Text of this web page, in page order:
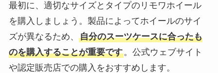
最初に、適切なサイズとタイプのリモワホイール
を購入しましょう。製品によってホイールのサイ
ズが異なるため、 自分のスーツケースに合ったも
のを購入することが重要です。公式ウェブサイト
や認定販売店での購入をおすすめします。